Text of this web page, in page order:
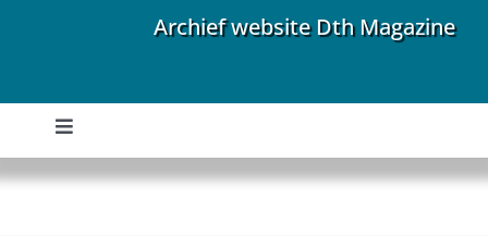
Archief website Dth Magazine
Toggle
Navigation
Home